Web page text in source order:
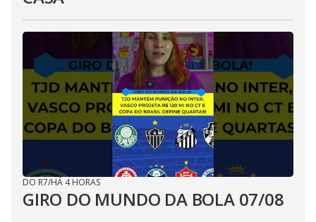
DO R7/HÁ 4 HORAS
GIRO DO MUNDO DA BOLA 07/08